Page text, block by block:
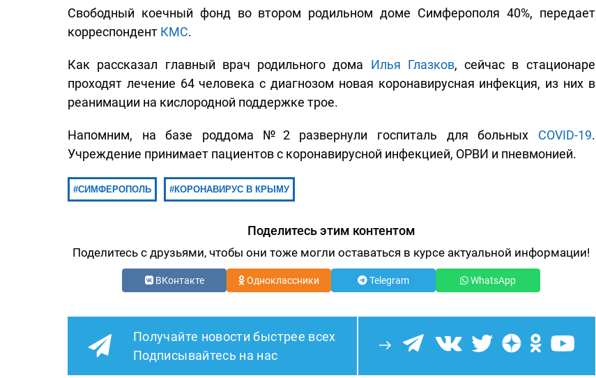
Свободный коечный фонд во втором родильном доме Симферополя 40%, передает
корреспондент КМС.
Как рассказал главный врач родильного дома Илья Глазков, сейчас в стационаре
проходят лечение 64 человека с диагнозом новая коронавирусная инфекция, из них в
реанимации на кислородной поддержке трое.
Напомним, на базе роддома №2 развернули госпиталь для больных COVID-19.
Учреждение принимает пациентов с коронавирусной инфекцией, ОРВИ и пневмонией.
СИМФЕРОПОЛЬ КОРОНАВИРУС В КРЫМУ
Поделитесь этим контентом
Поделитесь с друзьями, чтобы они тоже могли оставаться в курсе актуальной информации!
ВКонтакте Одноклассники Telegram WhatsApp
Получайте новости быстрее всех
Подписывайтесь на нас